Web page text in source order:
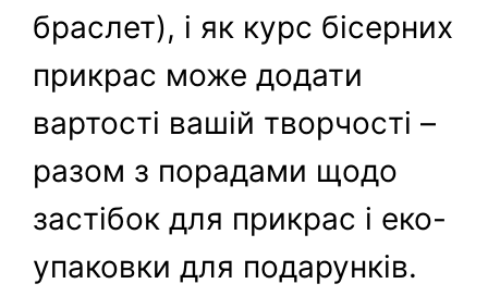
браслет), і як курс бісерних
прикрас може додати
вартості вашій творчості –
разом з порадами щодо
застібок для прикрас і еко-
упаковки для подарунків.